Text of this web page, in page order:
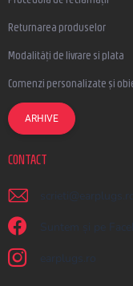
Returnarea produselor
Modalități de livrare si plata
Comenzi personalizate și
ARHIVE
CONTACT
scrieti @
Suntem și pe
earplugs.ro